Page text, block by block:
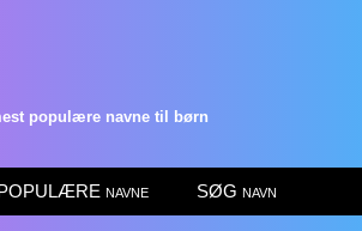
populære navne til børn
navne SØG navn